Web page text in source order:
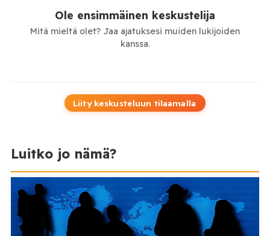
Ole ensimmäinen keskustelija
Mitä mieltä olet? Jaa ajatuksesi muiden lukijoiden
kanssa.
Liity keskusteluun tilaamalla
Luitko jo nämä?